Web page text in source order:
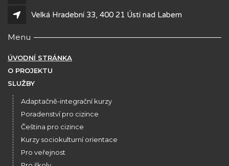
Velká Hradební 33, 400 21 Ústí nad Labem
Menu
ÚVODNÍ STRÁNKA
O PROJEKTU
SLUŽBY
Adaptačně-integrační kurzy
Poradenství pro cizince
Čeština pro cizince
Kurzy sociokulturní orientace
Pro veřejnost